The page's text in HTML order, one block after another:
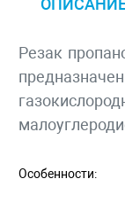
Резак
Особенности: